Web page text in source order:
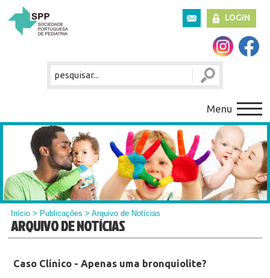
LOGIN
Menu
Início > Publicações > Arquivo de Notícias
ARQUIVO DE NOTÍCIAS
Caso Clínico - Apenas uma bronquiolite?